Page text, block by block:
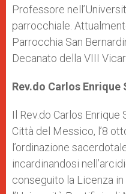
Professore
parrocchiale.
Parrocchia San
Decanato della VIII
Rev.do Carlos
Il Rev.do Carlos
Città del Messico, l’8
l’ordinazione
incardinandosi
conseguito la Licenza